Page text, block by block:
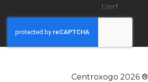
Nerf
Centroxogo 2026 ®